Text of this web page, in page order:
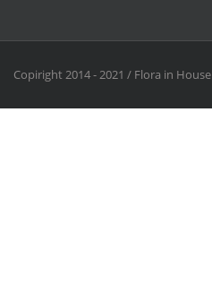
Copiright 2014 - 2021 / Flora in House